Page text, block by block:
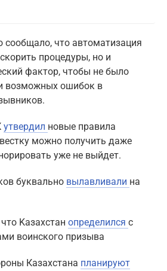
сообщало, что автоматизация
процедуры, но и
фактор, чтобы не было
возможных ошибок в
утвердил новые правила
можно получить даже
уже не выйдет.
буквально вылавливали на
Kaзахстан определился с
воинского призыва
Казахстана планируют